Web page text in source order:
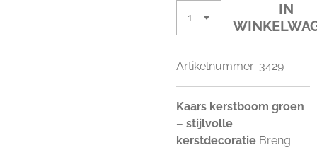
IN
Artikelnummer: 3429
Kaars kerstboom groen
– stijlvolle
kerstdecoratie Breng